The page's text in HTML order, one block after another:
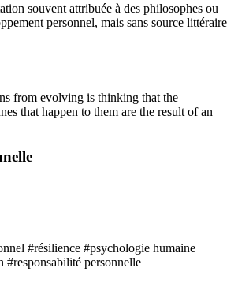
souvent attribuée à des philosophes ou
personnel, mais sans source littéraire
from evolving is thinking that the
that happen to them are the result of an
#résilience #psychologie humaine
#responsabilité personnelle